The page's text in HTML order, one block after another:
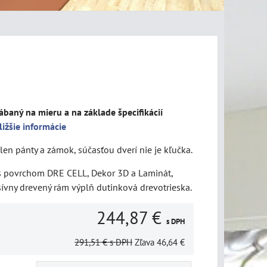
na mieru a na základe špecifikácií
informácie
pánty a zámok, súčasťou dverí nie je kľučka.
DRE CELL, Dekor 3D a Laminát,
drevený rám výplň dutinková drevotrieska.
244,87 € s DPH
291,51 € s DPH Zľava 46,64 €